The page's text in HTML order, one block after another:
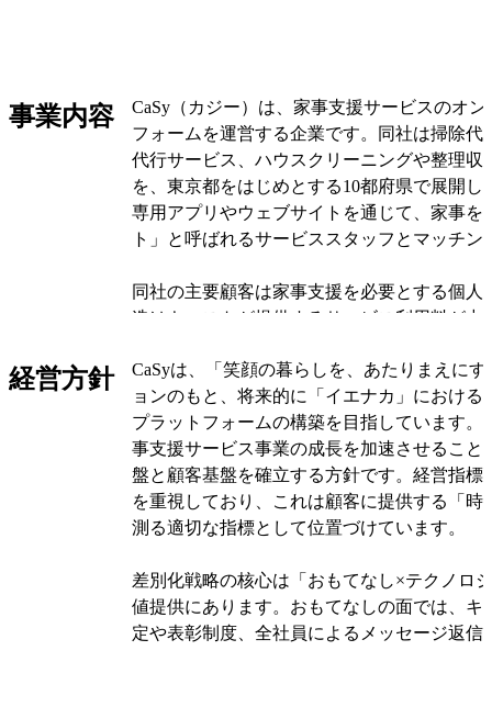
事業内容
CaSy（カジー）は、家事支援サービスのオ
フォームを運営する企業です。同社は掃除代
代行サービス、ハウスクリーニングや整理収
を、東京都をはじめとする10都府県で展開し
専用アプリやウェブサイトを通じて、家事を
ト」と呼ばれるサービススタッフとマッチン
同社の主要顧客は家事支援を必要とする個人
造はキャストが提供するサービス利用料が中
ル化することで、従来の営業担当者との電話
ュニケーションを不要にしています。また、
のオンラインギフト券も販売しており、収益
ています。
同社は現在、家事支援サービス事業の単一セ
ていますが、子会社2社を通じて事業領域を
なハウスクリーニングサービスを提供し、株
は岡山県、広島県、沖縄県で地域密着型の家
展開しています。独自開発のマッチングアル
経営方針
CaSyは、「笑顔の暮らしを、あたりまえに
ョンのもと、将来的に「イエナカ」における
プラットフォームの構築を目指しています。
事支援サービス事業の成長を加速させること
盤と顧客基盤を確立する方針です。経営指標
を重視しており、これは顧客に提供する「時
測る適切な指標として位置づけています。
差別化戦略の核心は「おもてなし×テクノロ
値提供にあります。おもてなしの面では、キ
定や表彰制度、全社員によるメッセージ返信